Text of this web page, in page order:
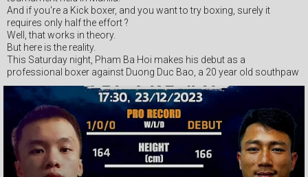
And if you're a Kick boxer, and you want to try boxing, surely it
requires only half the effort ?
Well, that works in theory.
But here is the reality.
This Saturday night, Pham Ba Hoi makes his debut as a
professional boxer against Duong Duc Bao, a 20 year old southpaw
who looked outstanding when winning by knockout at his own
debut.
Duc Bao, despite his inexperience, looks a top prospect in the
making, and the confidence he showed in his win was impossible to
miss.This kid is no pushover, and will not be overawed by the
reputation of the older Pham Ba Hoi.
This is a cracking bout between two future stars.
It's the main event and is very likely the fight of the night !